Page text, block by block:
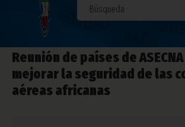
Reunión de países de
mejorar la seguridad de las
aéreas africanas